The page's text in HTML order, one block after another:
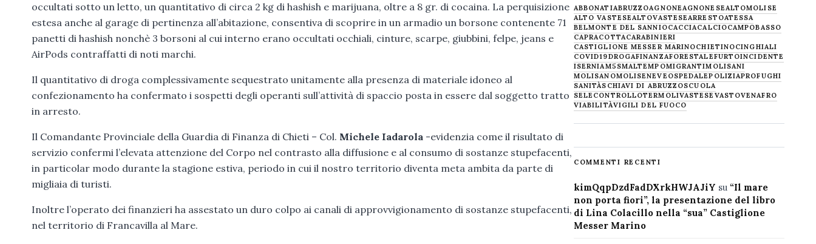
occultati sotto un letto, un quantitativo di circa 2 kg di hashish e marijuana, oltre a 8 gr. di cocaina. La perquisizione
estesa anche al garage di pertinenza all’abitazione, consentiva di scoprire in un armadio un borsone contenente 71
panetti di hashish nonchè 3 borsoni al cui interno erano occultati occhiali, cinture, scarpe, giubbini, felpe, jeans e
AirPods contraffatti di noti marchi.
Il quantitativo di droga complessivamente sequestrato unitamente alla presenza di materiale idoneo al
confezionamento ha confermato i sospetti degli operanti sull’attività di spaccio posta in essere dal soggetto tratto
in arresto.
Il Comandante Provinciale della Guardia di Finanza di Chieti – Col. Michele Iadarola -evidenzia come il risultato di
servizio confermi l’elevata attenzione del Corpo nel contrasto alla diffusione e al consumo di sostanze stupefacenti,
in particolar modo durante la stagione estiva, periodo in cui il nostro territorio diventa meta ambita da parte di
migliaia di turisti.
Inoltre l’operato dei finanzieri ha assestato un duro colpo ai canali di approvvigionamento di sostanze stupefacenti,
nel territorio di Francavilla al Mare.
ABBONATIABRUZZOAGNONEAGNONESEALTOMOLISE
ALTO VASTESEALTOVASTESEARRESTOATESSA
BELMONTE DEL SANNIOCACCIACALCIOCAMPOBASSO
CAPRACOTTACARABINIERI
CASTIGLIONE MESSER MARINOCHIETINOCINGHIALI
COVID19DROGAFINANZAFORESTALEFURTOINCIDENTE
ISERNIAM5SMALTEMPOMIGRANTIMOLISANI
MOLISANOMOLISENEVE OSPEDALEPOLIZIAPROFUGHI
SANITÀSCHIAVI DI ABRUZZOSCUOLA
SELECONTROLLOTERMOLIVASTESE VASTOVENAFRO
VIABILITÀVIGILI DEL FUOCO
COMMENTI RECENTI
kimQqpDzdFadDXrkHWJAJiY su “Il mare
non porta fiori”, la presentazione del libro
di Lina Colacillo nella “sua” Castiglione
Messer Marino